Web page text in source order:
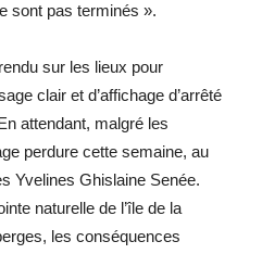
sont pas terminés ».
sur les lieux pour
clair et d’affichage d’arrêté
attendant, malgré les
perdure cette semaine, au
Yvelines Ghislaine Senée.
naturelle de l’île de la
les conséquences